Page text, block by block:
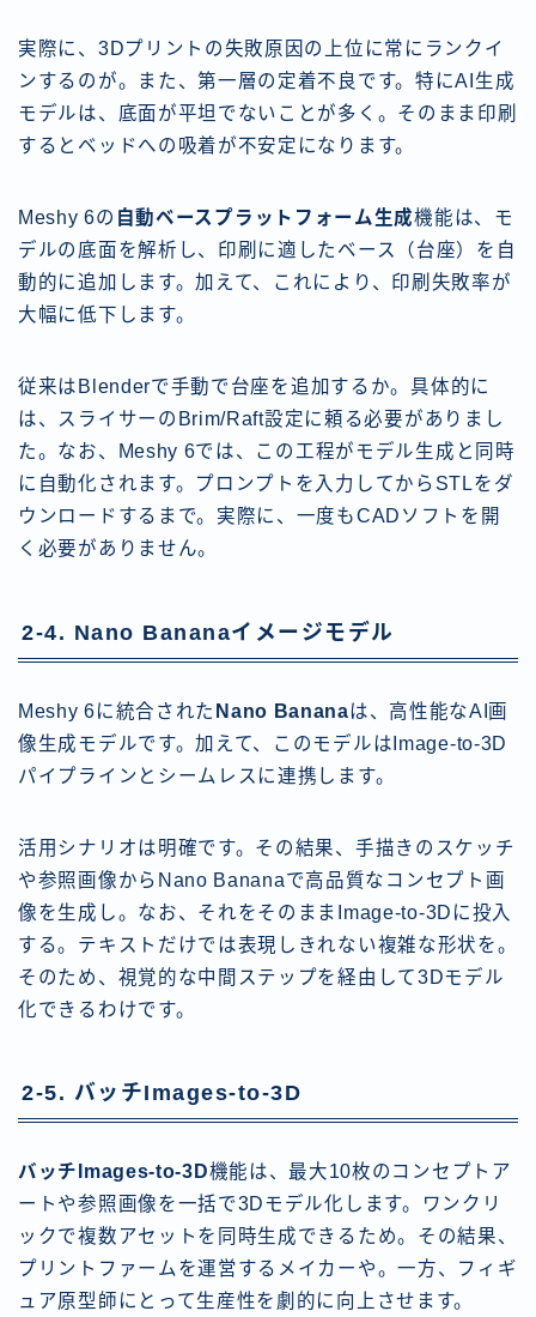
実際に、3Dプリントの失敗原因の上位に常にランクイ
ンするのが。また、第一層の定着不良です。特にAI生成
モデルは、底面が平坦でないことが多く。そのまま印刷
するとベッドへの吸着が不安定になります。
Meshy 6の 自動ベースプラットフォーム生成機能は、モ
デルの底面を解析し、印刷に適したベース（台座）を自
動的に追加します。加えて、これにより、印刷失敗率が
大幅に低下します。
従来はBlenderで手動で台座を追加するか。具体的に
は、スライサーのBrim/Raft設定に頼る必要がありまし
た。なお、Meshy 6では、この工程がモデル生成と同時
に自動化されます。プロンプトを入力してからSTLをダ
ウンロードするまで。実際に、一度もCADソフトを開
く必要がありません。
2-4. Nano Bananaイメージモデル
Meshy 6に統合された Nano Bananaは、高性能なAI画
像生成モデルです。加えて、このモデルはImage-to-3D
パイプラインとシームレスに連携します。
活用シナリオは明確です。その結果、手描きのスケッチ
や参照画像からNano Bananaで高品質なコンセプト画
像を生成し。なお、それをそのままImage-to-3Dに投入
する。テキストだけでは表現しきれない複雑な形状を。
そのため、視覚的な中間ステップを経由して3Dモデル
化できるわけです。
2-5. バッチImages-to-3D
バッチImages-to-3D機能は、最大10枚のコンセプトア
ートや参照画像を一括で3Dモデル化します。ワンクリ
ックで複数アセットを同時生成できるため。その結果、
プリントファームを運営するメイカーや。一方、フィギ
ュア原型師にとって生産性を劇的に向上させます。